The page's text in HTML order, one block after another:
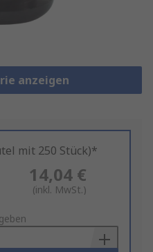
anzeigen
mit 250 Stück)*
14,04 €
(inkl. MwSt.)